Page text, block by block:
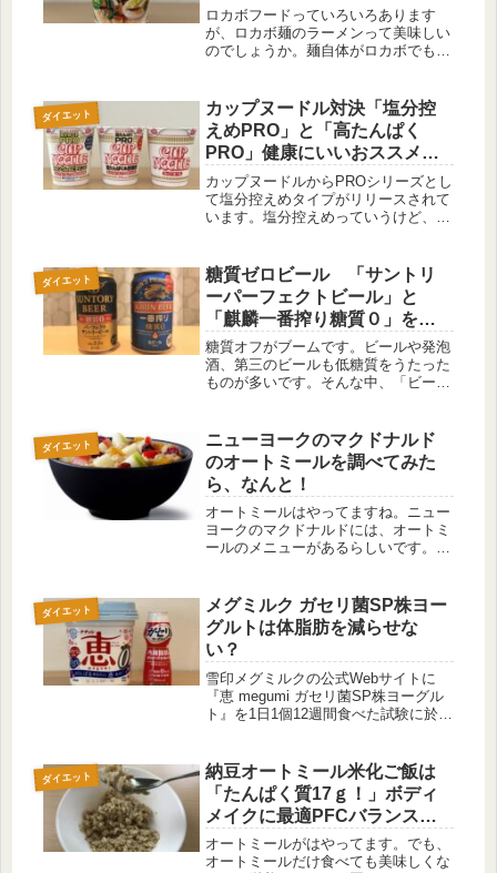
ロカボフードっていろいろあります
が、ロカボ麺のラーメンって美味しい
のでしょうか。麺自体がロカボでもカ
メンの美味しさが再現できているのか
が疑問です。ということでロカボ麺を
調査...
ダイエット
カップヌードル対決「塩分控
えめPRO」と「高たんぱく
PRO」健康にいいおススメは
どちら？
カップヌードルからPROシリーズとし
て塩分控えめタイプがリリースされて
います。塩分控えめっていうけど、ど
ど、どっちが健康にいいの？50代のお
じさんが食べるのには、どちらが...
ダイエット
糖質ゼロビール 「サントリ
ーパーフェクトビール」と
「麒麟一番搾り糖質０」を忖
度なしで比較しました。
糖質オフがブームです。ビールや発泡
酒、第三のビールも低糖質をうたった
ものが多いです。そんな中、「ビー
トリーパーフェクトビールと麒麟一番
搾り糖質ゼロです。はっきり言って糖
質オ...
ダイエット
ニューヨークのマクドナルド
のオートミールを調べてみた
ら、なんと！
オートミールはやってますね。ニュー
ヨークのマクドナルドには、オートミ
ールのメニューがあるらしいです。さ
んだろう。調べてみました。１．オー
トミールが流行っている訳まずはオー
トミ...
ダイエット
メグミルク ガセリ菌SP株ヨー
グルトは体脂肪を減らせな
い？
雪印メグミルクの公式Webサイトに
『恵 megumi ガセリ菌SP株ヨーグル
ト』を1日1個12週間食べた試験に於い
という表記をみつけました。なんと、
体脂肪率は低下しないとの...
ダイエット
納豆オートミール米化ご飯は
「たんぱく質17ｇ！」ボディ
メイクに最適PFCバランスで
す。
オートミールがはやってます。でも、
オートミールだけ食べても美味しくな